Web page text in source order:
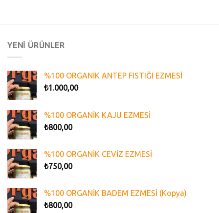
YENİ ÜRÜNLER
%100 ORGANİK ANTEP FISTIĞI EZMESİ
₺1.000,00
%100 ORGANİK KAJU EZMESİ
₺800,00
%100 ORGANİK CEVİZ EZMESİ
₺750,00
%100 ORGANİK BADEM EZMESİ (Kopya)
₺800,00